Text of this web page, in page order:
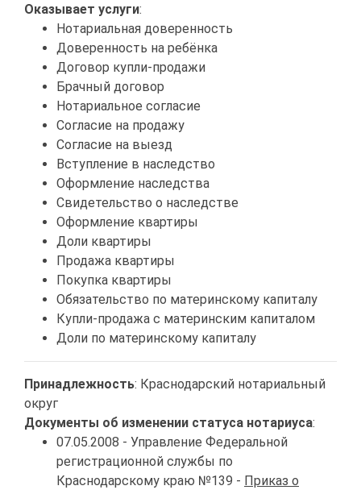
Оказывает услуги:
Нотариальная доверенность
Доверенность на ребёнка
Договор купли-продажи
Брачный договор
Нотариальное согласие
Согласие на продажу
Согласие на выезд
Вступление в наследство
Оформление наследства
Свидетельство о наследстве
Оформление квартиры
Доли квартиры
Продажа квартиры
Покупка квартиры
Обязательство по материнскому капиталу
Купли-продажа с материнским капиталом
Доли по материнскому капиталу
Принадлежность: Краснодарский нотариальный
округ
Документы об изменении статуса нотариуса:
07.05.2008 - Управление Федеральной
регистрационной службы по
Краснодарскому краю №139 - Приказ о